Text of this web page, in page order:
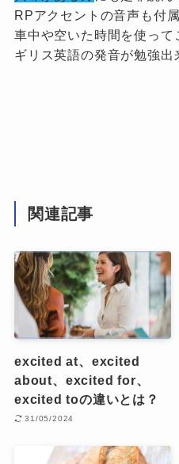
RPアクセントの音声も付
車中や空いた時間を使って
ギリス英語の発音が勉強出
関連記事
excited at、excited
about、excited for、
excited toの違いとは？
31/05/2024